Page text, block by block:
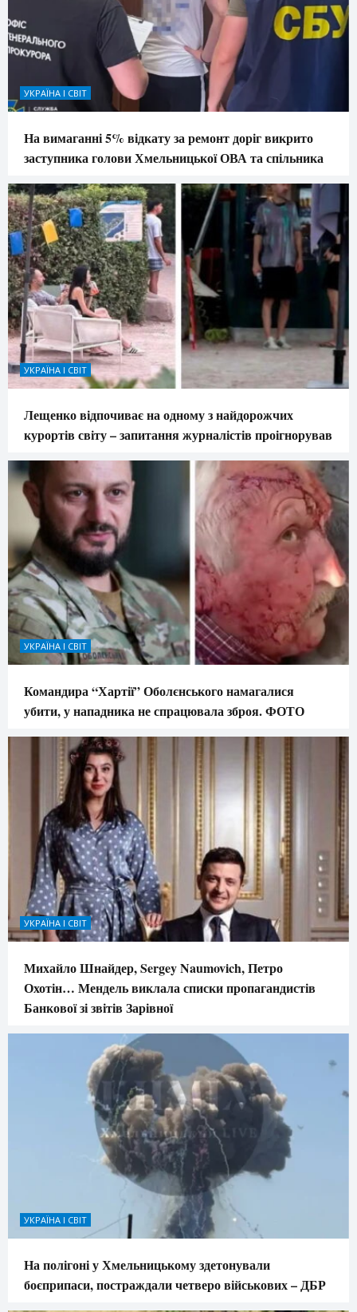
УКРАЇНА І СВІТ
На вимаганні 5% відкату за ремонт доріг викрито
заступника голови Хмельницької ОВА та спільника
УКРАЇНА І СВІТ
Лещенко відпочиває на одному з найдорожчих
курортів світу – запитання журналістів проігнорував
УКРАЇНА І СВІТ
Командира “Хартії” Оболєнського намагалися
убити, у нападника не спрацювала зброя. ФОТО
УКРАЇНА І СВІТ
Михайло Шнайдер, Sergey Naumovich, Петро
Охотін… Мендель виклала списки пропагандистів
Банкової зі звітів Зарівної
УКРАЇНА І СВІТ
На полігоні у Хмельницькому здетонували
боєприпаси, постраждали четверо військових – ДБР